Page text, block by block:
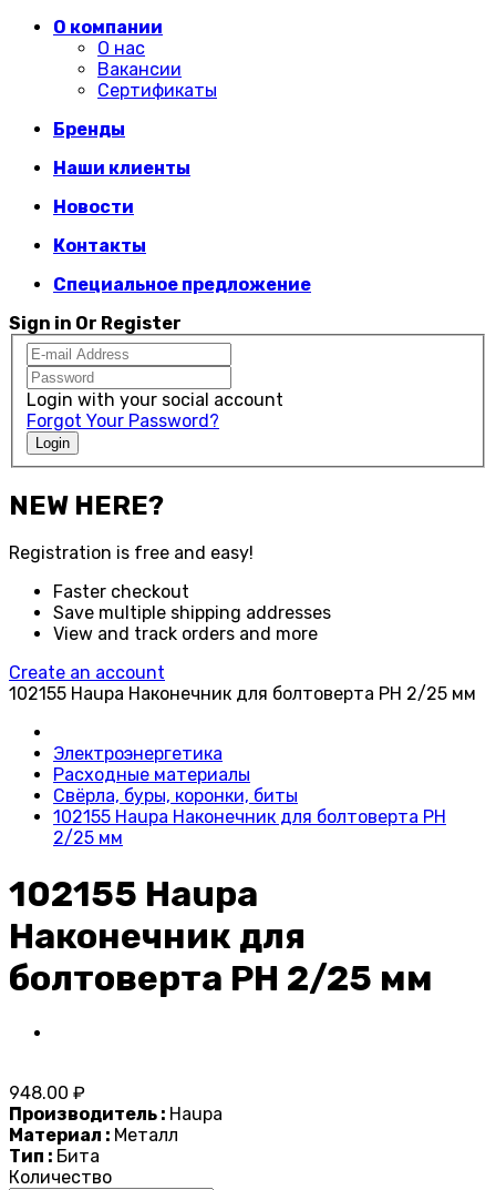
О компании
О нас
Вакансии
Сертификаты
Бренды
Наши клиенты
Новости
Контакты
Специальное предложение
Sign in Or Register
Login with your social account
Forgot Your Password?
Login
NEW HERE?
Registration is free and easy!
Faster checkout
Save multiple shipping addresses
View and track orders and more
Create an account
102155 Haupa Наконечник для болтоверта PH 2/25 мм
Электроэнергетика
Расходные материалы
Свёрла, буры, коронки, биты
102155 Haupa Наконечник для болтоверта PH
2/25 мм
102155 Haupa
Наконечник для
болтоверта PH 2/25 мм
948.00 ₽
Производитель : Haupa
Материал : Металл
Тип : Бита
Количество